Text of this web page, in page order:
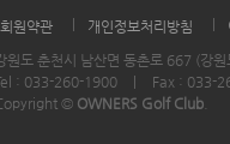
회원약관 개인정보처리방침
원도 춘천시 남산면 동촌로 667 (강
: 033-260-1900
Fax : 033-
© OWNERS Golf Club